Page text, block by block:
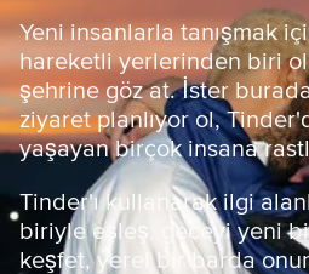
y
f
a
Yeni insanlarla tanışmak
hareketli yerlerinden biri
şehrine göz at. İster
ziyaret planlıyor ol,
yaşayan birçok insana
Tinder'ı kullanarak ilgi
biriyle eşleş, geceyi yeni
keşfet, yerel bir barda